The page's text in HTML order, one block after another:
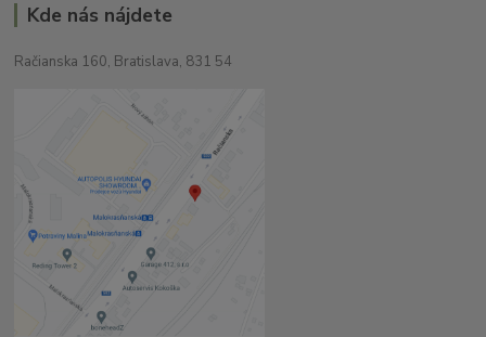
Kde nás nájdete
Račianska 160, Bratislava, 831 54